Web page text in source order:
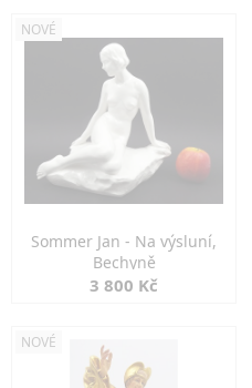
NOVÉ
Sommer Jan - Na výsluní,
Bechyně
3 800 Kč
NOVÉ